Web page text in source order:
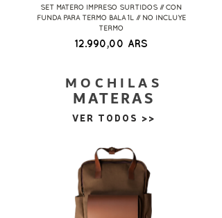
SET MATERO IMPRESO SURTIDOS // CON
FUNDA PARA TERMO BALA 1L // NO INCLUYE
TERMO
Precio
12.990,00 ARS
MOCHILAS
MATERAS
VER TODOS >>